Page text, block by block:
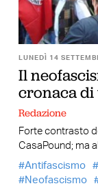
LUNEDÌ 14
Il
cronaca di
Redazione
Forte contrasto
CasaPound; ma
Antifascismo
Neofascismo